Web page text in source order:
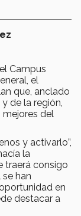
Campus
el
que, anclado
de la región,
del
y activarlo”,
la
traerá consigo
han
en
destacar a